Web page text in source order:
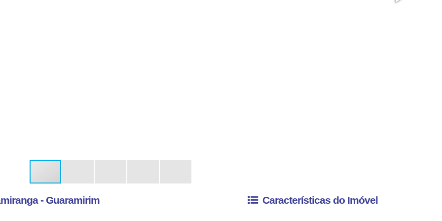
- Guaramirim Características do Imóvel